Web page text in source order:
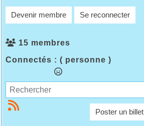
Devenir membre Se reconnecter
15 membres
Connectés : ( personne )
Poster un billet